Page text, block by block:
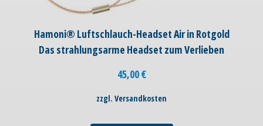
Hamoni® Luftschlauch-Headset Air in Rotgold
Das strahlungsarme Headset zum Verlieben
45,00€
zzgl. Versandkosten